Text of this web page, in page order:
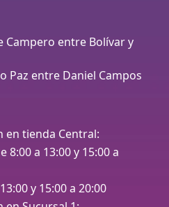
Campero entre Bolívar y
Paz entre Daniel Campos
en tienda Central:
8:00 a 13:00 y 15:00 a
y 15:00 a 20:00